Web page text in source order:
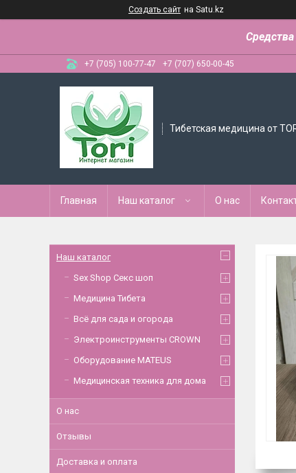
Создать сайт на Satu.kz
+7 (705) 100-77-47 +7 (707) 650-00-45
Тибетская медицина от
Главная Наш каталог О нас
Наш каталог
Sex Shop Секс шоп
Медицина Тибета
Всё для сада и огорода
Электроинструменты CROWN
Оборудование MATEUS
Медицинская техника для дома
О нас
Отзывы
Доставка и оплата